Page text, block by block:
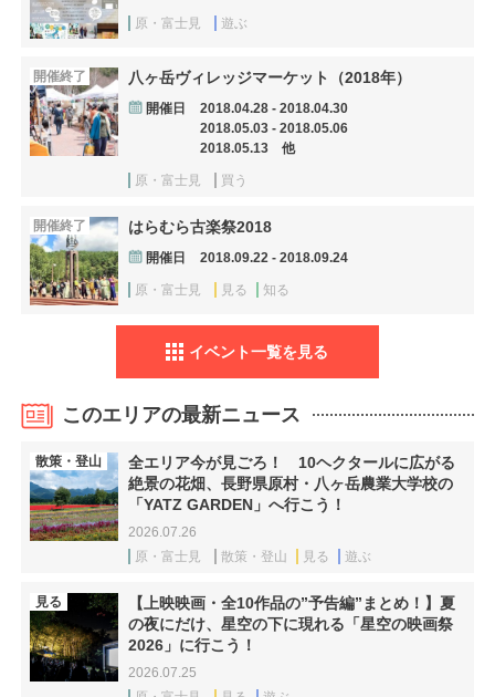
原・富士見 遊ぶ
開催終了 八ヶ岳ヴィレッジマーケット（2018年）
開催日
2018.04.28 - 2018.04.30
2018.05.03 - 2018.05.06
2018.05.13 他
原・富士見 買う
開催終了 はらむら古楽祭2018
開催日 2018.09.22 - 2018.09.24
原・富士見 見る 知る
イベント一覧を見る
このエリアの最新ニュース
散策・登山
全エリア今が見ごろ！ 10ヘクタールに広がる
絶景の花畑、長野県原村・八ヶ岳農業大学校の
「YATZ GARDEN」へ行こう！
2026.07.26
原・富士見
散策・登山 見る 遊ぶ
見る
【上映映画・全10作品の”予告編”まとめ！】夏
の夜にだけ、星空の下に現れる「星空の映画祭
2026」に行こう！
2026.07.25